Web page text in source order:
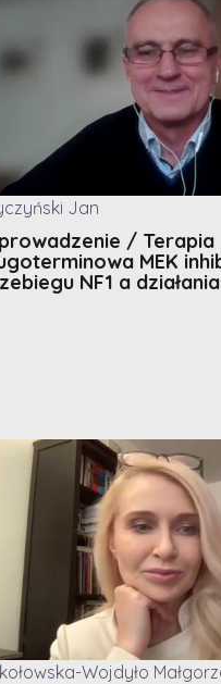
Jan
/ Terapia
MEK
NF1 a
Wojdyło